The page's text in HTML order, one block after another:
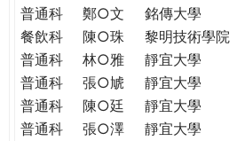
普通科
鄭○文 銘傳大學
餐飲科
陳○珠 黎明技術學院
普通科
林○雅 靜宜大學
普通科
張○虓 靜宜大學
普通科
陳○廷 靜宜大學
普通科
張○澤 靜宜大學